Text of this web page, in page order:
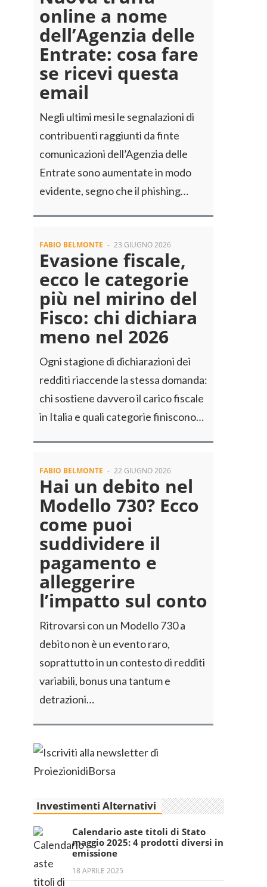
Investimenti Alternativi
Calendario aste titoli di Stato
maggio 2025: 4 prodotti diversi in
emissione
18 APRILE 2025
online a nome
dell’Agenzia delle
Entrate: cosa fare
se ricevi questa
email
Negli ultimi mesi le segnalazioni di
contribuenti raggiunti da finte
comunicazioni dell’Agenzia delle
Entrate sono aumentate in modo
evidente, segno che il phishing…
FABIO BELMONTE - 23 GIUGNO 2026
Evasione fiscale,
ecco le categorie
più nel mirino del
Fisco: chi dichiara
meno nel 2026
Ogni stagione di dichiarazioni dei
redditi riaccende la stessa domanda:
chi sostiene davvero il carico fiscale
in Italia e quali categorie finiscono…
FABIO BELMONTE - 22 GIUGNO 2026
Hai un debito nel
Modello 730? Ecco
come puoi
suddividere il
pagamento e
alleggerire
l’impatto sul conto
Ritrovarsi con un Modello 730 a
debito non è un evento raro,
soprattutto in un contesto di redditi
variabili, bonus una tantum e
detrazioni…